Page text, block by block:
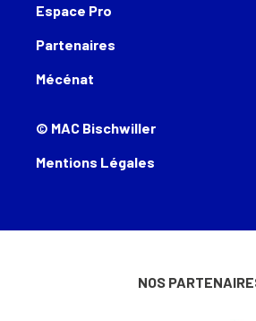
Espace Pro
Partenaires
Mécénat
© MAC Bischwiller
Mentions Légales
NOS